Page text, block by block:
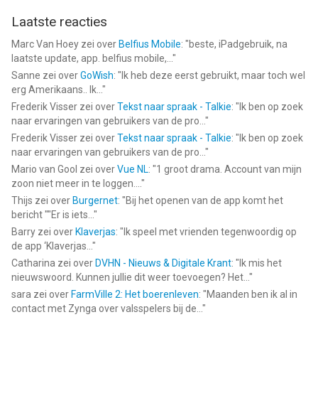
Laatste reacties
Marc Van Hoey zei over Belfius Mobile: "beste, iPadgebruik, na
laatste update, app. belfius mobile,... "
Sanne zei overGoWish: " Ik heb deze eerst gebruikt, maar toch wel
erg Amerikaans.. Ik... "
Frederik Visser zei overTekst naar spraak - Talkie: " Ik ben op zoek
naar ervaringen van gebruikers van de pro... "
Frederik Visser zei overTekst naar spraak - Talkie: " Ik ben op zoek
naar ervaringen van gebruikers van de pro... "
Mario van Gool zei overVue NL: "1 groot drama. Account van mijn
zoon niet meer in te loggen.... "
Thijs zei over Burgernet: "Bij het openen van de app komt het
bericht ""Er is iets... "
Barry zei over Klaverjas: " Ik speel met vrienden tegenwoordig op
de app ‘Klaverjas... "
Catharina zei over DVHN - Nieuws & Digitale Krant: " Ik mis het
nieuwswoord. Kunnen jullie dit weer toevoegen? Het... "
sara zei over FarmVille 2: Het boerenleven: "Maanden ben ik al in
contact met Zynga over valsspelers bij de... "